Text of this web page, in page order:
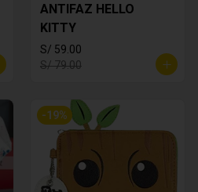
ANTIFAZ HELLO
KITTY
S/ 59.00
S/ 79.00
-19%